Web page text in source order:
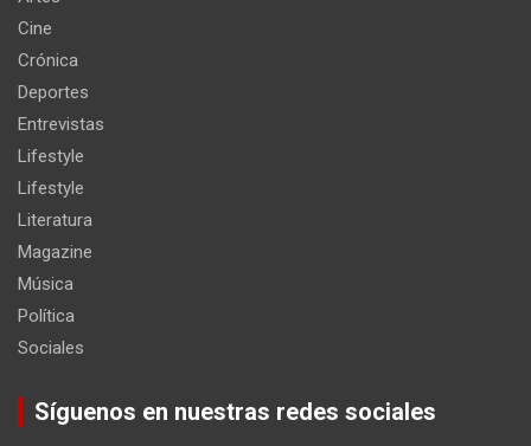
Cine
Crónica
Deportes
Entrevistas
Lifestyle
Lifestyle
Literatura
Magazine
Música
Política
Sociales
Síguenos en nuestras redes sociales